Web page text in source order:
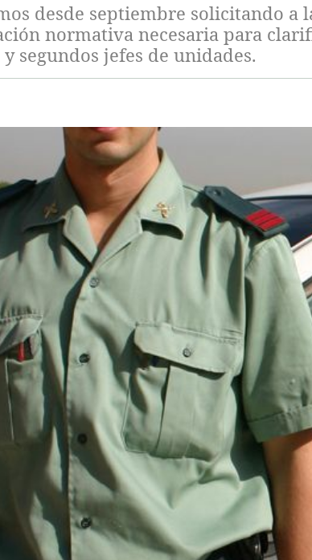
desde septiembre solicitando a
normativa necesaria para
segundos jefes de unidades.